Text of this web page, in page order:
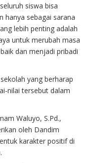
siswa bisa
hanya sebagai sarana
lebih penting adalah
untuk merubah masa
dan menjadi pribadi
yang berharap
nilai tersebut dalam
Waluyo, S.Pd.,
oleh Dandim
karakter positif di